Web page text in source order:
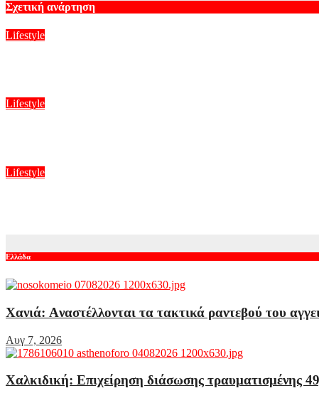
Σχετική ανάρτηση
Lifestyle
Lifestyle
Lifestyle
Ελλάδα
Χανιά: Aναστέλλονται τα τακτικά ραντεβού του
Αυγ 7, 2026
Χαλκιδική: Επιχείρηση διάσωσης τραυματισμένης